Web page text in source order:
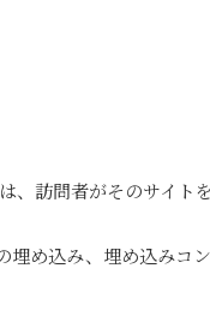
、訪問者がそのサイト
埋め込み、埋め込みコ